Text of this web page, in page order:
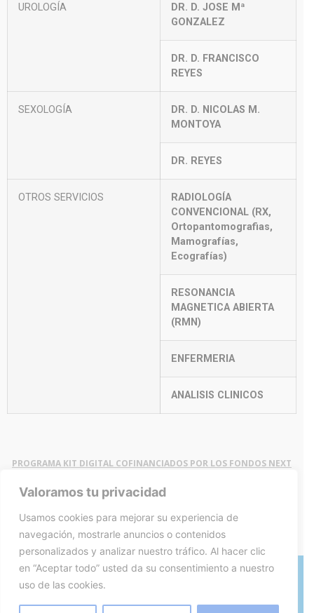
Valoramos tu privacidad
Usamos cookies para mejorar su experiencia de
navegación, mostrarle anuncios o contenidos
personalizados y analizar nuestro tráfico. Al hacer clic
en “Aceptar todo” usted da su consentimiento a nuestro
uso de las cookies.
UROLOGÍA
DR. D. JOSE Mª
GONZALEZ
DR. D. FRANCISCO
REYES
SEXOLOGÍA
DR. D. NICOLAS M.
MONTOYA
DR. REYES
OTROS SERVICIOS
RADIOLOGÍA
CONVENCIONAL (RX,
Ortopantomografias,
Mamografías,
Ecografías)
RESONANCIA
MAGNETICA ABIERTA
(RMN)
ENFERMERIA
ANALISIS CLINICOS
PROGRAMA KIT DIGITAL COFINANCIADOS POR LOS FONDOS NEXT
RESILENCIA
Política de privacidad Política de cookies